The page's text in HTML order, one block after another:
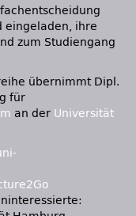
eingeladen, ihre
zum Studiengang
übernimmt Dipl.
für
an der Universität